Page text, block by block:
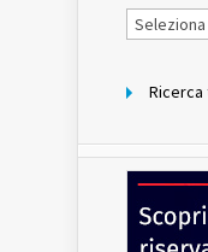
Notizie
per